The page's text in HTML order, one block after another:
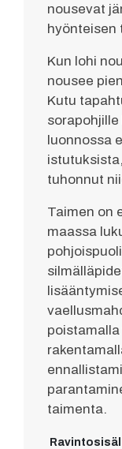
nousevat
hyönteisen
Kun lohi
nousee
Kutu
luonnossa
tuhonnut
Taimen on
maassa
taimenta.